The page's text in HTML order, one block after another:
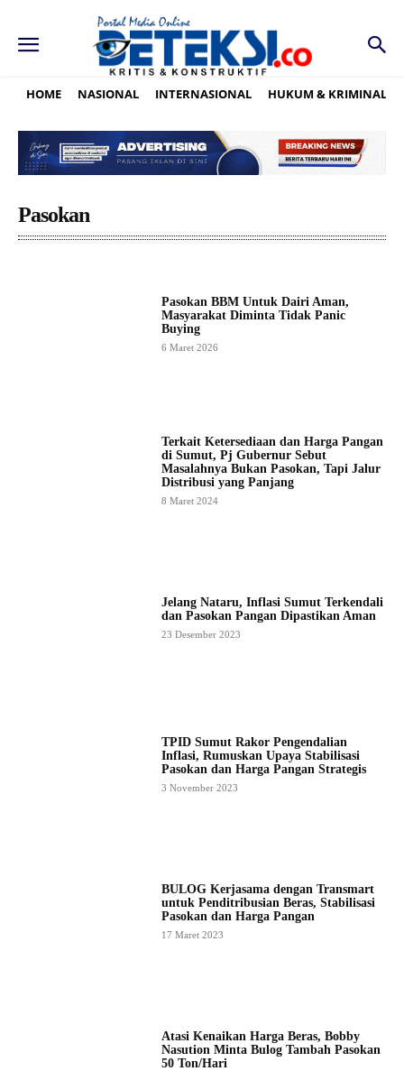
HOME NASIONAL INTERNASIONAL HUKUM & KRIMINAL
Pasokan
Pasokan BBM Untuk Dairi Aman,
Masyarakat Diminta Tidak Panic
Buying
6 Maret 2026
Terkait Ketersediaan dan Harga Pangan
di Sumut, Pj Gubernur Sebut
Masalahnya Bukan Pasokan, Tapi Jalur
Distribusi yang Panjang
8 Maret 2024
Jelang Nataru, Inflasi Sumut Terkendali
dan Pasokan Pangan Dipastikan Aman
23 Desember 2023
TPID Sumut Rakor Pengendalian
Inflasi, Rumuskan Upaya Stabilisasi
Pasokan dan Harga Pangan Strategis
3 November 2023
BULOG Kerjasama dengan Transmart
untuk Penditribusian Beras, Stabilisasi
Pasokan dan Harga Pangan
17 Maret 2023
Atasi Kenaikan Harga Beras, Bobby
Nasution Minta Bulog Tambah Pasokan
50 Ton/Hari